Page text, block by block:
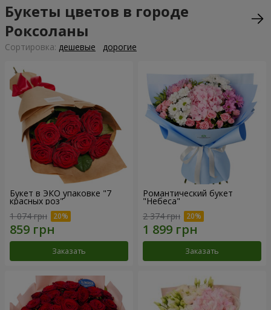
Букеты цветов в городе
Роксоланы
Cортировка: дешевые дорогие
Букет в ЭКО упаковке "7
красных роз"
1 074 грн
Заказать
Романтический букет
"Небеса"
2 374 грн
Заказать